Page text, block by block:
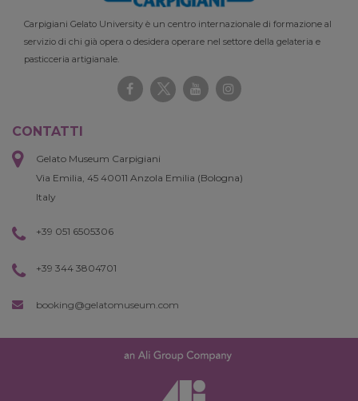
Carpigiani Gelato University è un centro internazionale di formazione al
servizio di chi già opera o desidera operare nel settore della gelateria e
pasticceria artigianale.
CONTATTI
Gelato Museum Carpigiani
Via Emilia, 45 40011 Anzola Emilia (Bologna)
Italy
+39 051 6505306
+39 344 3804701
booking@gelatomuseum.com